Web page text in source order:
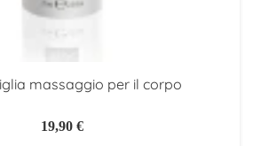
massaggio per il corpo
19,90 €